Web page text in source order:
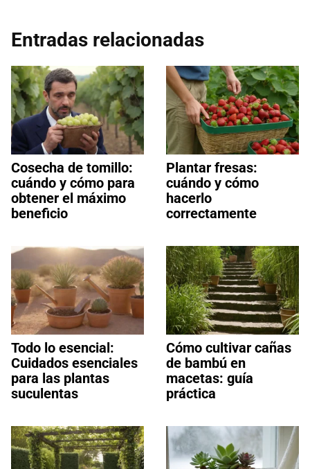
Entradas relacionadas
Cosecha de tomillo:
cuándo y cómo para
obtener el máximo
beneficio
Plantar fresas:
cuándo y cómo
hacerlo
correctamente
Todo lo esencial:
Cuidados esenciales
para las plantas
suculentas
Cómo cultivar cañas
de bambú en
macetas: guía
práctica